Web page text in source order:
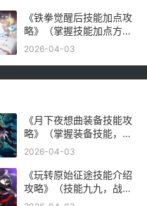
《铁拳觉醒后技能加点攻
略》（掌握技能加点方
法，提升角色战力）
2026-04-03
《月下夜想曲装备技能攻
略》（掌握装备技能，成
为强大的战士）
2026-04-03
《玩转原始征途技能介绍
攻略》（技能九九，战无
不胜！（）